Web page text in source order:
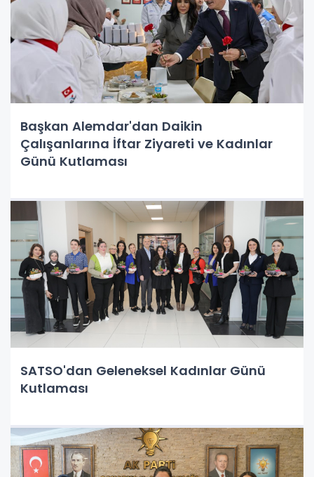
Başkan Alemdar'dan Daikin
Çalışanlarına İftar Ziyareti ve Kadınlar
Günü Kutlaması
SATSO'dan Geleneksel Kadınlar Günü
Kutlaması